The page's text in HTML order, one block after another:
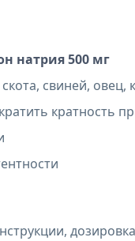
натрия 500 мг
свиней, овец,
кратность